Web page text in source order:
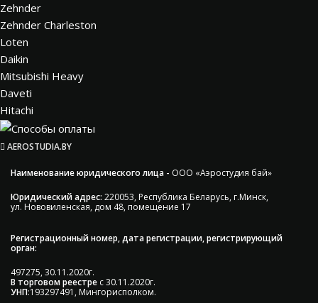
Zehnder
Zehnder Charleston
Loten
Daikin
Mitsubishi Heavy
Daveti
Hitachi
AEROSTUDIA.BY
Наименование юридического лица - ООО «Аэростудия бай»
Юридический адрес: 220053, Республика Беларусь, г.Минск,
ул. Нововиленская, дом 48, помещение 17
Регистрационный номер, дата регистрации, регистрирующий
орган:
497275, 30.11.2020г.
В торговом реестре с 30.11.2020г.
УНП:193297491, Мингорисполком.